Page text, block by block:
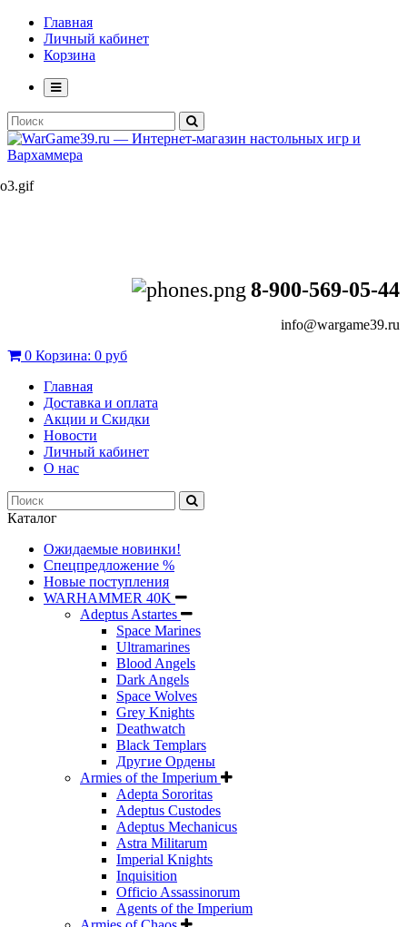
Главная
Личный кабинет
Корзина
8-900-569-05-44
info@wargame39.ru
0 Корзина: 0 руб
Главная
Доставка и оплата
Акции и Скидки
Новости
Личный кабинет
О нас
Каталог
Ожидаемые новинки!
Спецпредложение %
Новые поступления
WARHAMMER 40K
Adeptus Astartes
Space Marines
Ultramarines
Blood Angels
Dark Angels
Space Wolves
Grey Knights
Deathwatch
Black Templars
Другие Ордены
Armies of the Imperium
Adepta Sororitas
Adeptus Custodes
Adeptus Mechanicus
Astra Militarum
Imperial Knights
Inquisition
Officio Assassinorum
Agents of the Imperium